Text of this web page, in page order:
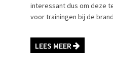
interessant dus om deze
voor trainingen bij de
LEES MEER